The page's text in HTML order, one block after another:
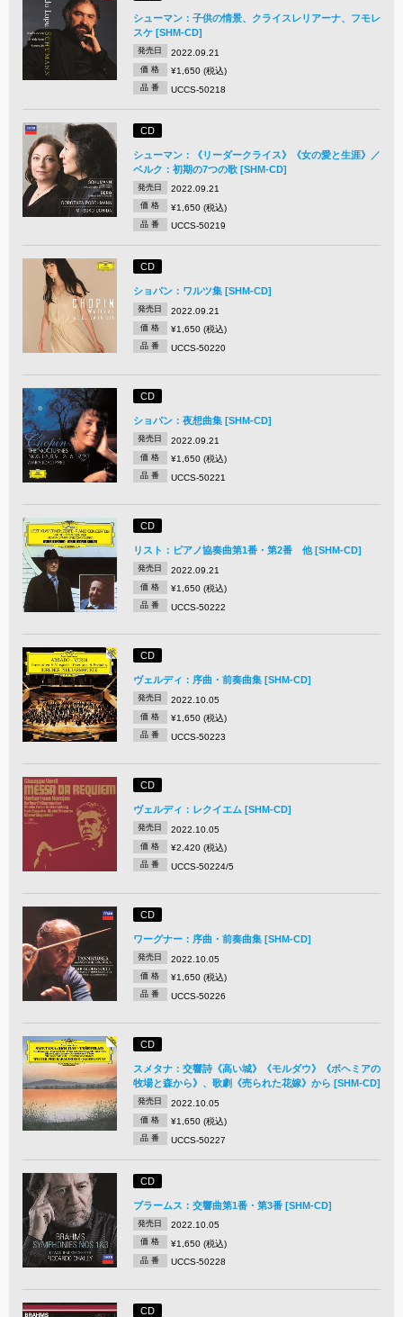
シューマン：子供の情景、クライスレリアーナ、フモレ
スケ [SHM-CD]
発売日 2022.09.21
価 格 ¥1,650 (税込)
品 番 UCCS-50218
CD
シューマン：《リーダークライス》《女の愛と生涯》／
ベルク：初期の7つの歌 [SHM-CD]
発売日 2022.09.21
価 格 ¥1,650 (税込)
品 番 UCCS-50219
CD
ショパン：ワルツ集 [SHM-CD]
発売日 2022.09.21
価 格 ¥1,650 (税込)
品 番 UCCS-50220
CD
ショパン：夜想曲集 [SHM-CD]
発売日 2022.09.21
価 格 ¥1,650 (税込)
品 番 UCCS-50221
CD
リスト：ピアノ協奏曲第1番・第2番 他 [SHM-CD]
発売日 2022.09.21
価 格 ¥1,650 (税込)
品 番 UCCS-50222
CD
ヴェルディ：序曲・前奏曲集 [SHM-CD]
発売日 2022.10.05
価 格 ¥1,650 (税込)
品 番 UCCS-50223
CD
ヴェルディ：レクイエム [SHM-CD]
発売日 2022.10.05
価 格 ¥2,420 (税込)
品 番 UCCS-50224/5
CD
ワーグナー：序曲・前奏曲集 [SHM-CD]
発売日 2022.10.05
価 格 ¥1,650 (税込)
品 番 UCCS-50226
CD
スメタナ：交響詩《高い城》《モルダウ》《ボヘミアの
牧場と森から》、歌劇《売られた花嫁》から [SHM-CD]
発売日 2022.10.05
価 格 ¥1,650 (税込)
品 番 UCCS-50227
CD
ブラームス：交響曲第1番・第3番 [SHM-CD]
発売日 2022.10.05
価 格 ¥1,650 (税込)
品 番 UCCS-50228
CD